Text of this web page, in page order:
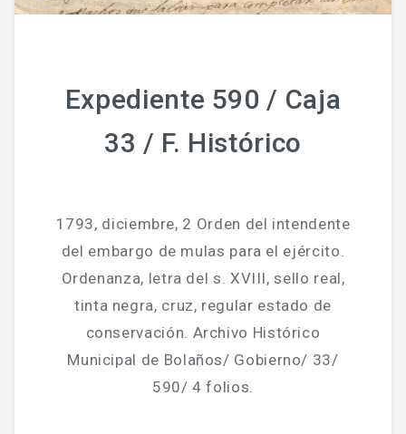
Expediente 590 / Caja
33 / F. Histórico
1793, diciembre, 2 Orden del intendente
del embargo de mulas para el ejército.
Ordenanza, letra del s. XVIII, sello real,
tinta negra, cruz, regular estado de
conservación. Archivo Histórico
Municipal de Bolaños/ Gobierno/ 33/
590/ 4 folios.